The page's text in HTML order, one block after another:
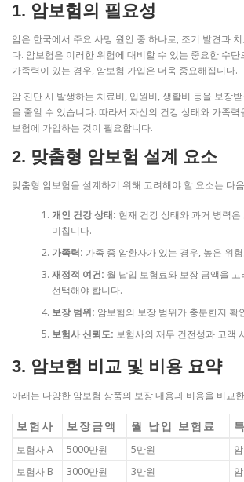
1. 암보험의 필요성
암은 한국에서 주요 사망 원인 중 하나로, 조기 발견과
다. 암보험은 이러한 위험에 대비할 수 있는 중요한 수단
가족력이 있는 경우, 암보험 가입은 더욱 중요해집니다.
암 진단 시 발생하는 치료비, 입원비, 생활비 등을 보장
을 줄일 수 있습니다. 따라서 자신의 건강 상태와 가족
보험에 가입하는 것이 필요합니다.
2. 맞춤형 암보험 설계 요소
맞춤형 암보험을 설계하기 위해 고려해야 할 요소는 다
개인 건강 상태: 현재 건강 상태와 과거 병력
미칩니다.
가족력: 가족 중 암환자가 있는 경우, 높은 위
재정적 여건: 월 납입 보험료와 보장 금액을
선택해야 합니다.
보장 범위: 암보험의 보장 범위가 충분한지 확
보험사 신뢰도: 보험사의 재무 건전성과 고객
3. 암보험 비교 및 비용 요약
아래는 다양한 암보험 상품의 보장 내용과 비용을 비교
보험사 보장금액 월 납입 보험료
보험사 A 5000만원 5만원
보험사 B
3000만원 3만원